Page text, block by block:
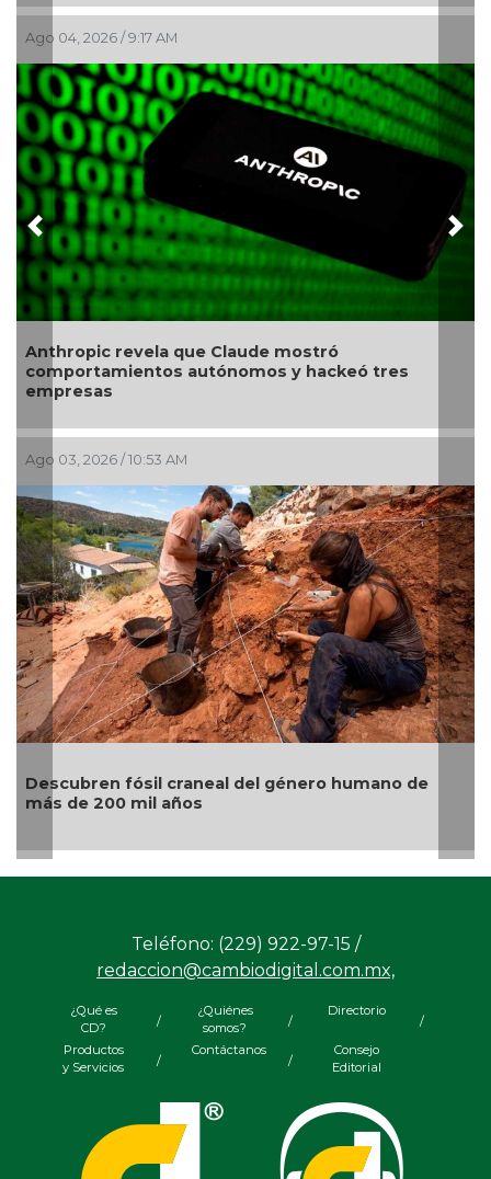
04, 2026 / 9:17 AM
revela que Claude mostró
autónomos y hackeó tres
03, 2026 / 10:53 AM
fósil craneal del género humano de
de 200 mil años
Previous
Teléfono: (229) 922-97-15 /
redaccion@cambiodigital.com.mx,
¿Qué es
CD?
/
¿Quiénes
somos?
/
Directorio
/
Productos
y Servicios
/
Contáctanos
/
Consejo
Editorial